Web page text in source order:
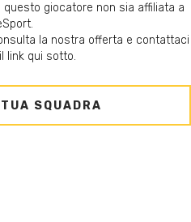
giocatore non sia affiliata a
la nostra offerta e contattaci
link qui sotto.
SQUADRA